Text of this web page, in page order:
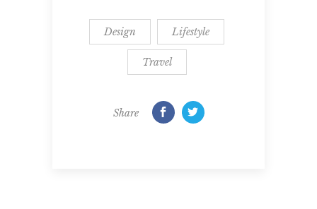
Design Lifestyle
Travel
Share